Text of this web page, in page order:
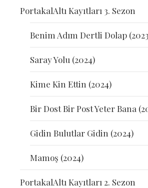
PortakalAltı Kayıtları 3. Sezon
Benim Adım Dertli Dolap
Saray Yolu (2024)
Kime Kin Ettin (2024)
Bir Dost Bir Post Yeter Bana
Gidin Bulutlar Gidin (2024)
Mamoş (2024)
PortakalAltı Kayıtları 2. Sezon